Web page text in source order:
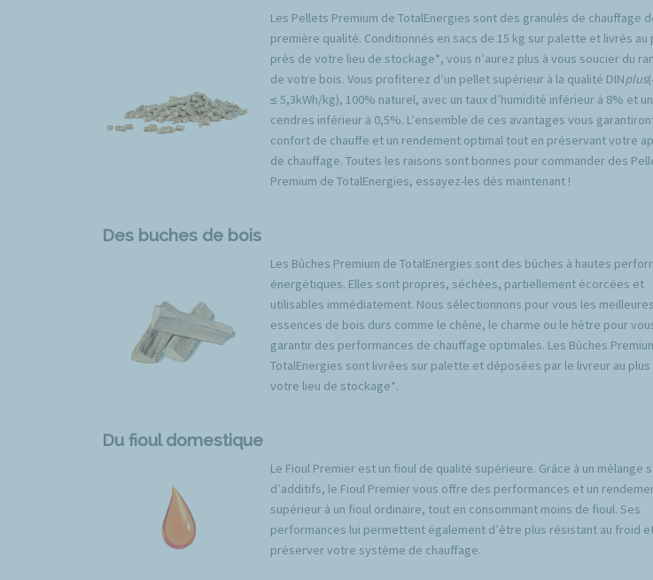
Les Pellets Premium de TotalEnergies sont des granulés de chauffage
première qualité. Conditionnés en sacs de 15 kg sur palette et livrés au
près de votre lieu de stockage*, vous n’aurez plus à vous soucier du
de votre bois. Vous profiterez d’un pellet supérieur à la qualité DINplus
≤ 5,3kWh/kg), 100% naturel, avec un taux d’humidité inférieur à 8% et
cendres inférieur à 0,5%. L’ensemble de ces avantages vous
confort de chauffe et un rendement optimal tout en préservant votre
de chauffage. Toutes les raisons sont bonnes pour commander des
Premium de TotalEnergies, essayez-les dès maintenant !
Des buches de bois
Les Bûches Premium de TotalEnergies sont des bûches à hautes
énergétiques. Elles sont propres, séchées, partiellement écorcées et
utilisables immédiatement. Nous sélectionnons pour vous les meilleures
essences de bois durs comme le chêne, le charme ou le hêtre pour
garantir des performances de chauffage optimales. Les Bûches
TotalEnergies sont livrées sur palette et déposées par le livreur au
votre lieu de stockage*.
Du fioul domestique
Le Fioul Premier est un fioul de qualité supérieure. Grâce à un mélange
d’additifs, le Fioul Premier vous offre des performances et un
supérieur à un fioul ordinaire, tout en consommant moins de fioul. Ses
performances lui permettent également d’être plus résistant au froid
préserver votre système de chauffage.